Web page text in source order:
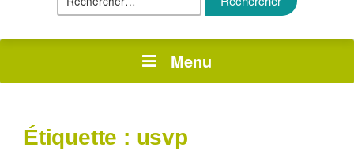
Menu
Étiquette : usvp